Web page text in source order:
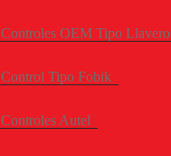
Controles OEM Tipo Llavero
Control Tipo Fobik
Controles Autel